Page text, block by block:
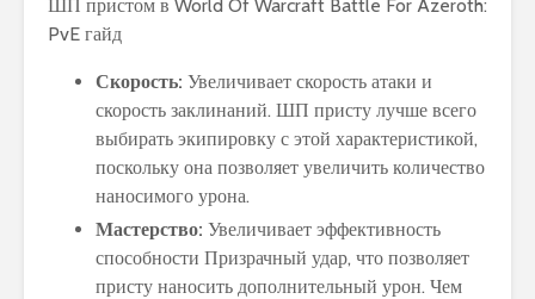
Скорость: Увеличивает скорость атаки и
скорость заклинаний. ШП присту лучше всего
выбирать экипировку с этой характеристикой,
поскольку она позволяет увеличить количество
наносимого урона.
Мастерство: Увеличивает эффективность
способности Призрачный удар, что позволяет
присту наносить дополнительный урон. Чем